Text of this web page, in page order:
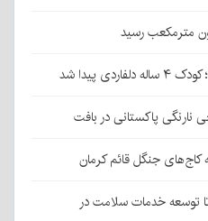
پیدا شد
جنگل قائم کرمان
توسعه خدمات سلامت در